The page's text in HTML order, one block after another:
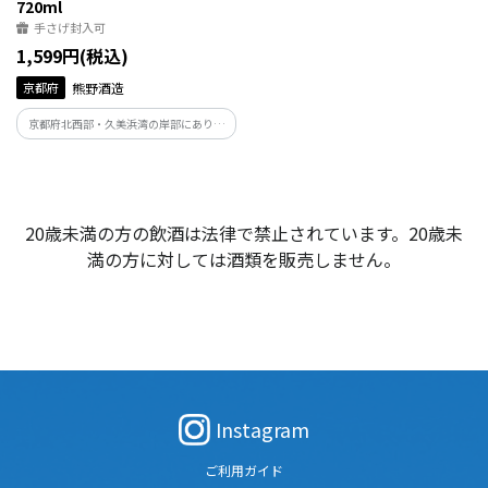
720ml
手さげ封入可
1,599円(税込)
京都府 熊野酒造
京都府北西部・久美浜湾の岸部にあり、
酒蔵から湾を一望できる。米は丹後産コ
20歳未満の方の飲酒は法律で禁止されています。20歳未
満の方に対しては酒類を販売しません。
Instagram
ご利用ガイド